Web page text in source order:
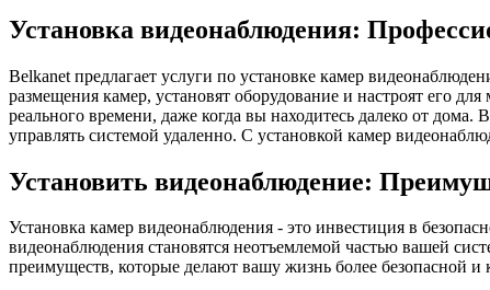
Установка видеонаблюдения:
Belkanet предлагает услуги по установке камер
размещения камер, установят оборудование и настроят его
реального времени, даже когда вы находитесь далеко от
управлять системой удаленно. С установкой камер
Установить видеонаблюдение:
Установка камер видеонаблюдения - это инвестиция в
видеонаблюдения становятся неотъемлемой частью вашей
преимуществ, которые делают вашу жизнь более безопасной и